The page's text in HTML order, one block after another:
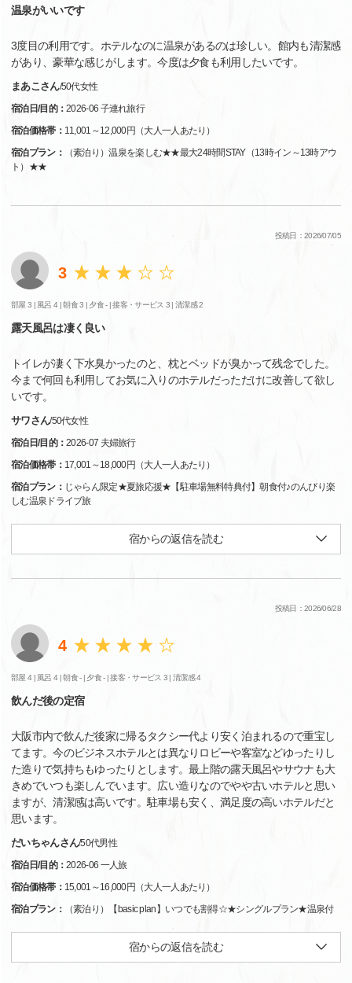
温泉がいいです
3度目の利用です。ホテルなのに温泉があるのは珍しい。館内も清潔感
があり、豪華な感じがします。今度は夕食も利用したいです。
まあこさん/50代女性
宿泊日/目的：2026-06 子連れ旅行
宿泊価格帯： 11,001～12,000円（大人一人あたり）
宿泊プラン：
（素泊り）温泉を楽しむ★★最大24時間STAY（13時イン～13時アウ
ト）★★
投稿日：2026/07/05
3
部屋 3 | 風呂 4 |朝食 3 | 夕食 - |接客・サービス 3 |清潔感 2
露天風呂は凄く良い
トイレが凄く下水臭かったのと、枕とベッドが臭かって残念でした。
今まで何回も利用してお気に入りのホテルだっただけに改善して欲し
いです。
サワさん/50代女性
宿泊日/目的：2026-07 夫婦旅行
宿泊価格帯： 17,001～18,000円（大人一人あたり）
宿泊プラン： じゃらん限定★夏旅応援★【駐車場無料特典付】朝食付♪のんびり楽
しむ温泉ドライブ旅
宿からの返信を読む
投稿日：2026/06/28
4
部屋 4 | 風呂 4 |朝食 - | 夕食 - |接客・サービス 3 |清潔感 4
飲んだ後の定宿
大阪市内で飲んだ後家に帰るタクシー代より安く泊まれるので重宝し
てます。今のビジネスホテルとは異なりロビーや客室などゆったりし
た造りで気持ちもゆったりとします。最上階の露天風呂やサウナも大
きめでいつも楽しんでいます。広い造りなのでやや古いホテルと思い
ますが、清潔感は高いです。駐車場も安く、満足度の高いホテルだと
思います。
だいちゃんさん/50代男性
宿泊日/目的：2026-06 一人旅
宿泊価格帯： 15,001～16,000円（大人一人あたり）
宿泊プラン：
（素泊り）【basic plan】いつでも割得☆★シングルプラン★温泉付
宿からの返信を読む